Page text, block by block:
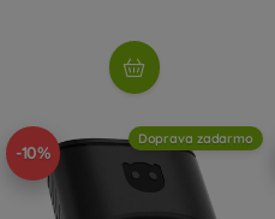
-10%
Doprava zadarmo